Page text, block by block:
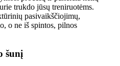
trukdo jūsų treniruotėms.
pasivaikščiojimų,
o ne iš spintos, pilnos
šunį